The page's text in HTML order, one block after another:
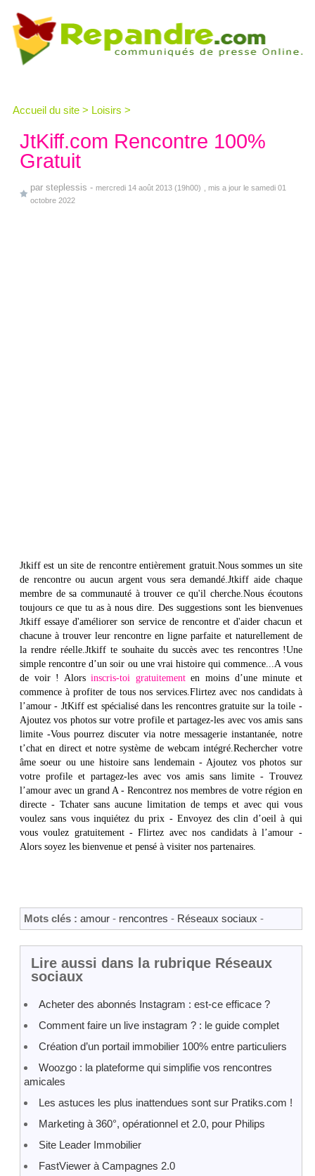
Accueil du site > Loisirs >
JtKiff.com Rencontre 100%
Gratuit
par steplessis - mercredi 14 août 2013 (19h00)
, mis a jour le samedi 01
octobre 2022
Jtkiff est un site de rencontre entièrement gratuit.Nous sommes un site
de rencontre ou aucun argent vous sera demandé.Jtkiff aide chaque
membre de sa communauté à trouver ce qu'il cherche.Nous écoutons
toujours ce que tu as à nous dire. Des suggestions sont les bienvenues
Jtkiff essaye d'améliorer son service de rencontre et d'aider chacun et
chacune à trouver leur rencontre en ligne parfaite et naturellement de
la rendre réelle.Jtkiff te souhaite du succès avec tes rencontres !Une
simple rencontre d’un soir ou une vrai histoire qui commence...A vous
de voir ! Alorsinscris-toi gratuitementen moins d’une minute et
commence à profiter de tous nos services.Flirtez avec nos candidats à
l’amour - JtKiff est spécialisé dans les rencontres gratuite sur la toile -
Ajoutez vos photos sur votre profile et partagez-les avec vos amis sans
limite -Vous pourrez discuter via notre messagerie instantanée, notre
t’chat en direct et notre système de webcam intégré.Rechercher votre
âme soeur ou une histoire sans lendemain - Ajoutez vos photos sur
votre profile et partagez-les avec vos amis sans limite - Trouvez
l’amour avec un grand A - Rencontrez nos membres de votre région en
directe - Tchater sans aucune limitation de temps et avec qui vous
voulez sans vous inquiétez du prix - Envoyez des clin d’oeil à qui
vous voulez gratuitement - Flirtez avec nos candidats à l’amour -
Alors soyez les bienvenue et pensé à visiter nos partenaires.
Mots clés : amour - rencontres - Réseaux sociaux -
Lire aussi dans la rubrique Réseaux
sociaux
Acheter des abonnés Instagram : est-ce efficace ?
Comment faire un live instagram ? : le guide complet
Création d’un portail immobilier 100% entre particuliers
Woozgo : la plateforme qui simplifie vos rencontres
amicales
Les astuces les plus inattendues sont sur Pratiks.com !
Marketing à 360°, opérationnel et 2.0, pour Philips
Site Leader Immobilier
FastViewer à Campagnes 2.0